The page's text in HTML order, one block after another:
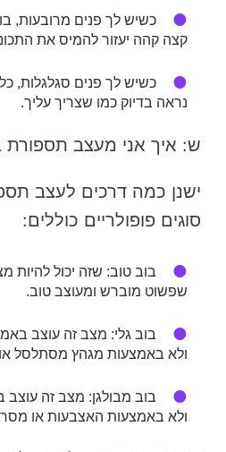
כשיש לך פנים מרובעות,
קצה קהה יעזור להמיס את
כשיש לך פנים סגלגלות,
נראה בדיוק כמו שצריך עליך.
ש: איך אני מעצב תספורת
ישנן כמה דרכים לעצב
סוגים פופולריים כוללים:
בוב טוב: שזה יכול להיות
שפשוט מוברש ומעוצב טוב.
בוב גלי: מצב זה עוצב
ולא באמצעות מגהץ מסתלסל
בוב מבולגן: מצב זה
ולא באמצעות האצבעות או